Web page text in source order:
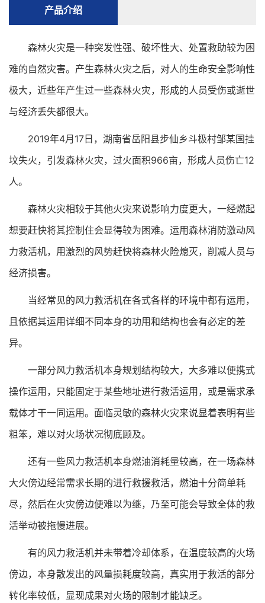
产品介绍
森林火灾是一种突发性强、破坏性大、处置救助较为困
难的自然灾害。产生森林火灾之后，对人的生命安全影响性
极大，近些年产生过一些森林火灾，形成的人员受伤或逝世
与经济丢失都很大。
2019年4月17日，湖南省岳阳县步仙乡斗极村邹某国挂
坟失火，引发森林火灾，过火面积966亩，形成人员伤亡12
人。
森林火灾相较于其他火灾来说影响力度更大，一经燃起
想要赶快将其控制住会显得较为困难。运用森林消防激动风
力救活机，用激烈的风势赶快将森林火险熄灭，削减人员与
经济损害。
当经常见的风力救活机在各式各样的环境中都有运用，
且依据其运用详细不同本身的功用和结构也会有必定的差
异。
一部分风力救活机本身规划结构较大，大多难以便携式
操作运用，只能固定于某些地址进行救活运用，或是需求承
载体才干一同运用。面临灵敏的森林火灾来说显着表明有些
粗笨，难以对火场状况彻底顾及。
还有一些风力救活机本身燃油消耗量较高，在一场森林
大火傍边经常需求长期的进行救援救活，燃油十分简单耗
尽，然后在火灾傍边便难以为继，乃至可能会导致全体的救
活举动被拖慢进展。
有的风力救活机并未带着冷却体系，在温度较高的火场
傍边，本身散发出的风量损耗度较高，真实用于救活的部分
转化率较低，显现成果对火场的限制才能缺乏。